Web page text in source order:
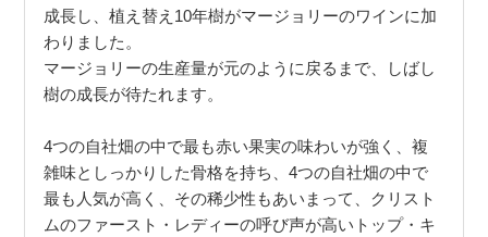
成長し、植え替え10年樹がマージョリーのワインに加
わりました。
マージョリーの生産量が元のように戻るまで、しばし
樹の成長が待たれます。
4つの自社畑の中で最も赤い果実の味わいが強く、複
雑味としっかりした骨格を持ち、4つの自社畑の中で
最も人気が高く、その稀少性もあいまって、クリスト
ムのファースト・レディーの呼び声が高いトップ・キ